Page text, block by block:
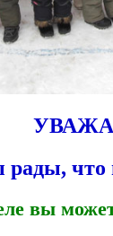
что
вы